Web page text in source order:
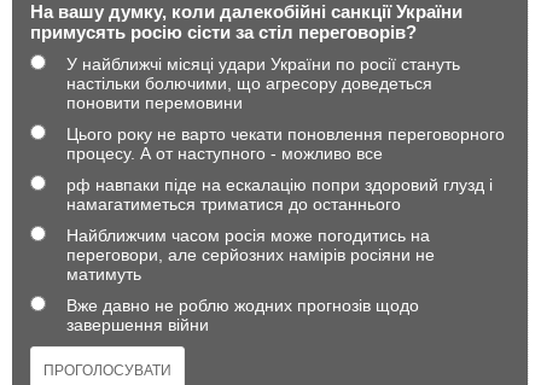
На вашу думку, коли далекобійні санкції України
примусять росію сісти за стіл переговорів?
У найближчі місяці удари України по росії стануть
настільки болючими, що агресору доведеться
поновити перемовини
Цього року не варто чекати поновлення переговорного
процесу. А от наступного - можливо все
рф навпаки піде на ескалацію попри здоровий глузд і
намагатиметься триматися до останнього
Найближчим часом росія може погодитись на
переговори, але серйозних намірів росіяни не
матимуть
Вже давно не роблю жодних прогнозів щодо
завершення війни